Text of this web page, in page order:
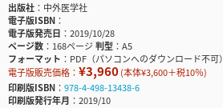
出版社
中外医学社
電子版ISBN
電子版発売日
2019/10/28
ページ数
168ページ判型
A5
フォーマット
PDF（パソコンへのダウンロード不可）
電子版販売価格： ¥3,960(本体¥3,600＋税10％)
印刷版ISBN
978-4-498-13438-6
印刷版発行年月
2019/10